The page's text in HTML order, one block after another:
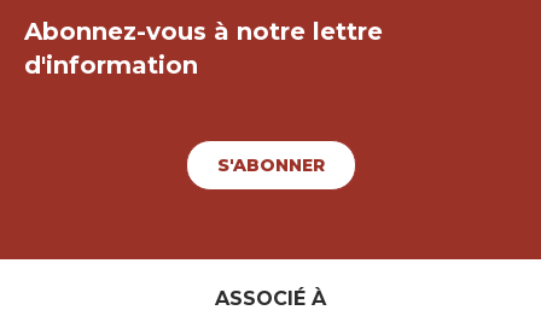
Abonnez-vous à notre lettre
d'information
S'ABONNER
ASSOCIÉ À